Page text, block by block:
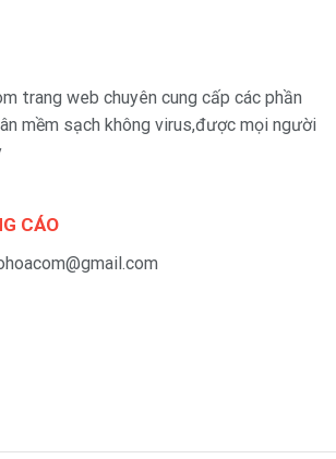
trang web chuyên cung cấp các phần
mềm sạch không virus,được mọi người
CÁO